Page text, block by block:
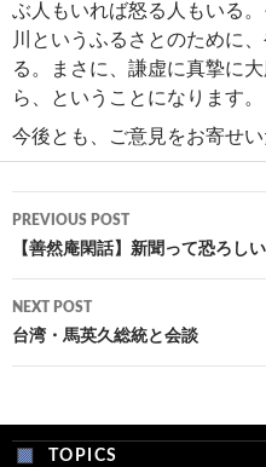
ぶ人もいれば怒る人もいる
川というふるさとのために
る。まさに、謙虚に真摯に
ら、ということになります。
今後とも、ご意見をお寄せ
Post
navigation
PREVIOUS POST
【善然庵閑話】新聞って恐ろしい
NEXT POST
台湾・馬英久総統と会談
TOPICS